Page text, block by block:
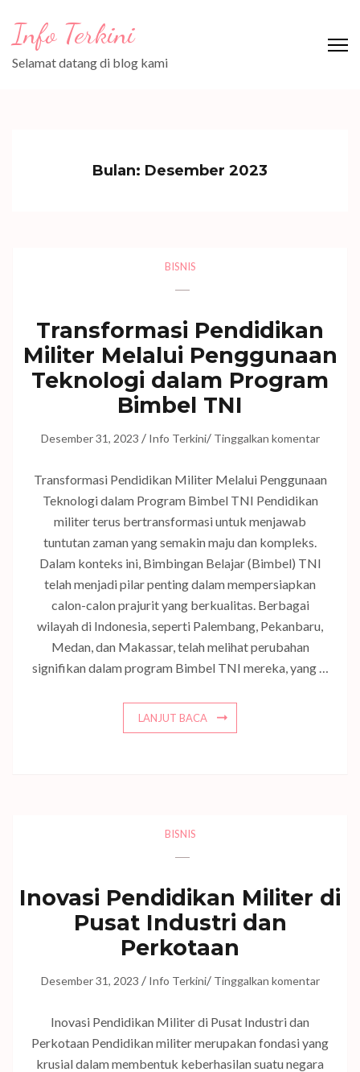
konten
(Tekan
Info Terkini
Selamat datang di blog kami
Bulan: Desember 2023
BISNIS
Transformasi Pendidikan
Militer Melalui Penggunaan
Teknologi dalam Program
Bimbel TNI
Desember 31, 2023 / Info Terkini/ Tinggalkan komentar
Transformasi Pendidikan Militer Melalui Penggunaan
Teknologi dalam Program Bimbel TNI Pendidikan
militer terus bertransformasi untuk menjawab
tuntutan zaman yang semakin maju dan kompleks.
Dalam konteks ini, Bimbingan Belajar (Bimbel) TNI
telah menjadi pilar penting dalam mempersiapkan
calon-calon prajurit yang berkualitas. Berbagai
wilayah di Indonesia, seperti Palembang, Pekanbaru,
Medan, dan Makassar, telah melihat perubahan
signifikan dalam program Bimbel TNI mereka, yang …
LANJUT BACA
BISNIS
Inovasi Pendidikan Militer di
Pusat Industri dan
Perkotaan
Desember 31, 2023 / Info Terkini/ Tinggalkan komentar
Inovasi Pendidikan Militer di Pusat Industri dan
Perkotaan Pendidikan militer merupakan fondasi yang
krusial dalam membentuk keberhasilan suatu negara